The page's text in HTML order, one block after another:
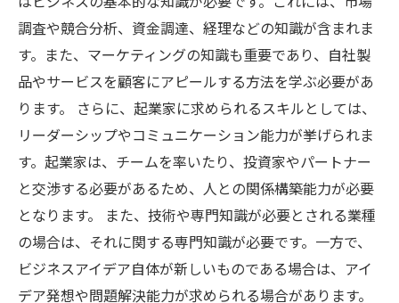
調査や競合分析、資金調達、経理などの知識が含まれま
す。また、マーケティングの知識も重要であり、自社製
品やサービスを顧客にアピールする方法を学ぶ必要があ
ります。 さらに、起業家に求められるスキルとしては、
リーダーシップやコミュニケーション能力が挙げられま
す。起業家は、チームを率いたり、投資家やパートナー
と交渉する必要があるため、人との関係構築能力が必要
となります。 また、技術や専門知識が必要とされる業種
の場合は、それに関する専門知識が必要です。一方で、
ビジネスアイデア自体が新しいものである場合は、アイ
デア発想や問題解決能力が求められる場合があります。